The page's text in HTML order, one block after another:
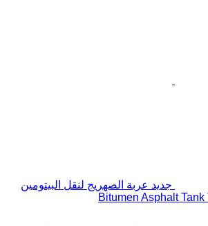
جديد عربة الصهريج لنقل البيتومين
Bitumen Asphalt